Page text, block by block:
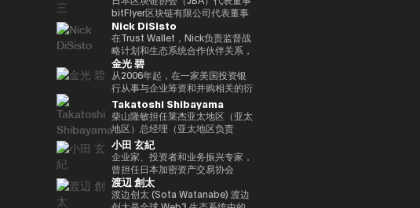
视艺术学院）的顾问委员会成员和
亚洲青年管弦乐团的董事会成员。
如有必要，可以准备更自然、更精
致的日语版本来介绍演讲者。
Greenhouse和Earthlink的推出。
作为教育背景，她获得了纽约州立
大学布法罗分校的创意写作硕士学
位。他获得了雪城大学的两个学士
学位，自2000年以来，他还曾在
同一所大学担任著名的纽豪斯公共
传播学院的顾问委员会成员。此
外，Turpin被认为是波多黎各比特
币和加密资产社区的先驱，并于
2016年初获得了该领域的第一份
投资者优惠认证（《投资者法
令》）。
攻读了计算机科学专业 AI。
监管、治理和合规方面拥有深厚的
专业知识。我获得了罗马托尔维加
塔大学关于健全监管和监管机构制
裁权限的法学博士学位。
2022年就任公司董事，还成立了
一个专门研究生成式人工智能的新
风险投资基金。
进整体相关服务解决方案。他在安
全、软件、云和人工智能生态系统
领域领导全球市场的重要战略合作
伙伴关系和销售。 自2011年加入
联想以来，Terence Ng领导了联
想与安全、娱乐、电子商务和金融
科技等领域的领先互联网公司的全
球合作伙伴关系。它还促进了
AR/VR的战略合作伙伴关系。
Terence Ng 在索尼电子、惠普、
Navteq 公司和诺基亚等领先科技
品牌的营销、产品开发和业务开发
方面拥有 20 多年的经验。他在技
术行业的领先业务战略方面有着良
好的记录。 Terence Ng 拥有新加
坡南洋理工大学的商业研究学士学
bitFlyer区块链有限公司代表董事
高盛证券有限公司等，他在
2014/1年共同创立了bitFlyer有限
公司。 自bitFlyer成立以来，它一
直在努力就国内法律的修订提出建
议，制定自我监管规则等，并先后
担任加密资产（虚拟货币）交易公
司bitFlyer USA, Inc.的首席执行官
和bitFlyer EUROPE S.A.的董事
长，从全球角度为加密资产（虚拟
货币）交易所行业的发展做出了贡
献。目前，除了担任成立于
2019/5年的bitFlyer区块链有限公
司的代表董事外，他还担任日本区
块链协会（JBA）的代表董事、一
般注册协会日本元界顾问、
Nick DiSisto
在Trust Wallet，Nick负责监督战
略计划和生态系统合作伙伴关系，
这些举措和生态系统合作伙伴关系
对该平台的增长和用户体验至关重
要。 他的努力涵盖了广泛的重要
领域，例如DeFi合作伙伴关系、
法定货币开/关通道、MEV（最大
提取价值）措施和核心基础设施合
作伙伴关系，旨在为全球数百万用
户提供更易于使用、安全和可扩展
的加密资产。Nick 正在用户体验
和区块链技术的交叉点推动创新，
同时与产品、安全、工程和营销等
各个部门密切合作。Nick 专注于
金光 碧
从2006年起，在一家美国投资银
行从事与企业筹资和并购相关的衍
生结构设计工作达10年。2016年
加入bitFlyer有限公司后，他曾担
任首席财务官和公关，负责与金融
监管相关的系统开发。自2022年
以来，他一直负责新业务，目前是
集团首席采购官。从2025年起担
任Custodiem有限公司的董事，
他推动了国内加密资产ETF的形成
项目等。
Takatoshi Shibayama
柴山隆敏担任莱杰亚太地区（亚太
地区）总经理（亚太地区负责
人）。它监督为Web3行业和机构
投资者提供数字资产安全解决方案
的情况。到目前为止，他作为分析
师和投资者一直活跃在企业振兴和
不良投资领域超过17年。在摩根
大通和高盛等投资银行开始职业生
小田 玄紀
企业家、投资者和业务振兴专家，
曾担任日本加密资产交易协会
（JVCEA）的代表董事（主
席）、SBI Holdings的董事总经
渡辺 創太
渡边创太 (Sota Watanabe) 渡边